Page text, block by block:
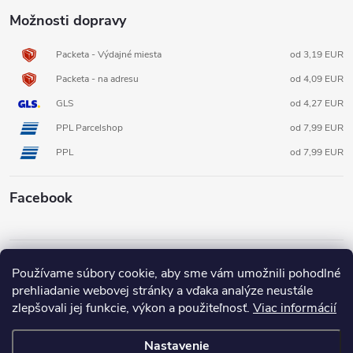
Používame súbory cookie, aby sme vám umožnili pohodlné
prehliadanie webovej stránky a vďaka analýze neustále
zlepšovali jej funkcie, výkon a použiteľnosť. Viac informácií
Nastavenie
Možnosti dopravy
Packeta - Výdajné miesta
od 3,19 EUR
Packeta - na adresu
od 4,09 EUR
GLS
od 4,27 EUR
PPL Parcelshop
od 7,99 EUR
PPL
od 7,99 EUR
Facebook